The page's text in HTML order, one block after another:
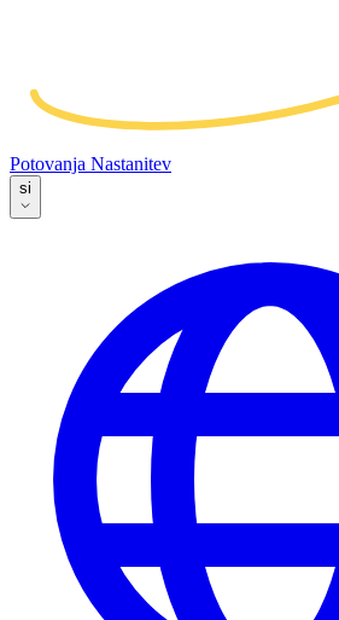
Potovanja Nastanitev
si